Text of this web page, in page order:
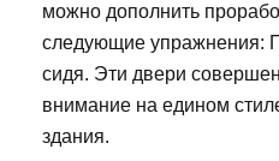
можно дополнить
следующие упражнения:
сидя. Эти двери
внимание на едином
здания.